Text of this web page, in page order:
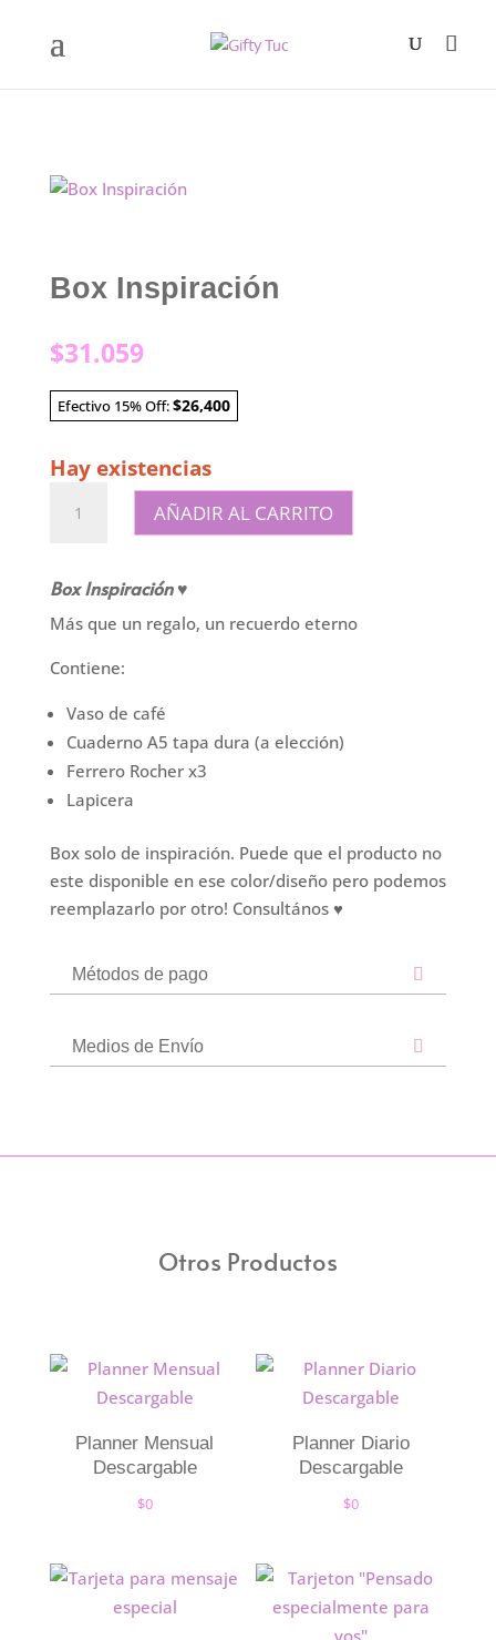
Box Inspiración
$31.059
Efectivo 15% Off:$26,400
Hay existencias
Inspiración
AÑADIR AL CARRITO
Box Inspiración ♥
Más que un regalo, un recuerdo eterno
Contiene:
Vaso de café
Cuaderno A5 tapa dura (a elección)
Ferrero Rocher x3
Lapicera
Box solo de inspiración. Puede que el producto no
este disponible en ese color/diseño pero podemos
reemplazarlo por otro! Consultános ♥
Métodos de pago
Medios de Envío
Otros Productos
Planner Mensual
Descargable
$0
Planner Diario
Descargable
$0